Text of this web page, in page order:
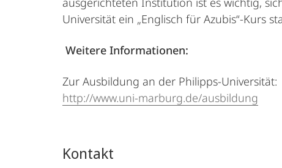
Universität ein „Englisch für Azubis“-Kurs
Weitere Informationen:
Zur Ausbildung an der Philipps-Universität:
http://www.uni-marburg.de/ausbildung
Kontakt